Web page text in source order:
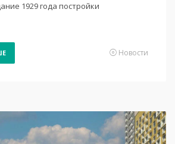
1929 года постройки
Новости